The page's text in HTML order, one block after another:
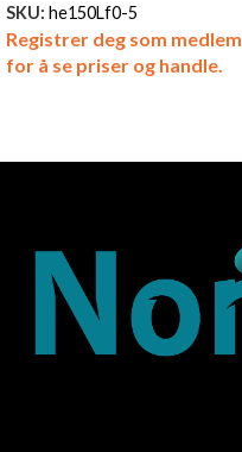
SKU: he150Lf0-5
Registrer deg som medlem
for å se priser og handle.